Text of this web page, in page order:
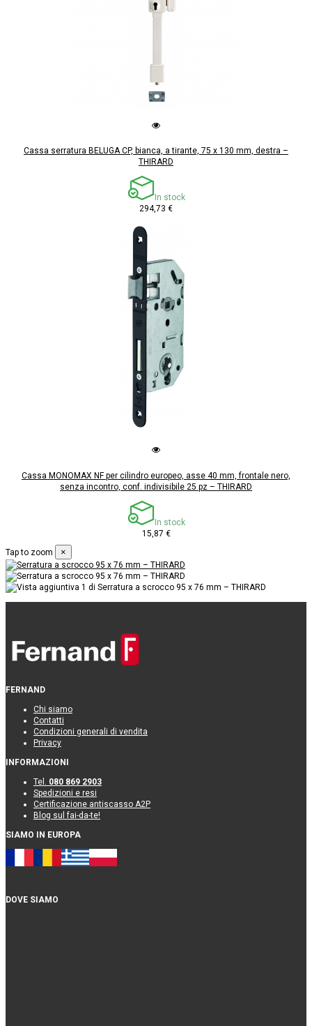
Cassa serratura BELUGA CP, bianca, a tirante, 75 x 130 mm, destra –
THIRARD
In stock
294,73 €
Cassa MONOMAX NF per cilindro europeo, asse 40 mm, frontale nero,
senza incontro, conf. indivisibile 25 pz – THIRARD
In stock
15,87 €
Tap to zoom
×
FERNAND
Chi siamo
Contatti
Condizioni generali di vendita
Privacy
INFORMAZIONI
Tel. 080 869 2903
Spedizioni e resi
Certificazione antiscasso A2P
Blog sul fai-da-te!
SIAMO IN EUROPA
DOVE SIAMO